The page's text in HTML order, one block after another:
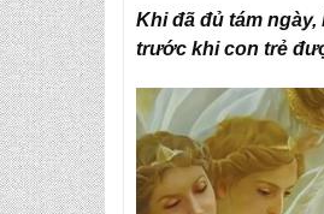
Khi đã đủ tám
trước khi con trẻ